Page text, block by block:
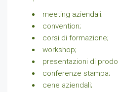
meeting aziendali;
convention;
corsi di formazione;
workshop;
presentazioni di
conferenze stampa;
cene aziendali;